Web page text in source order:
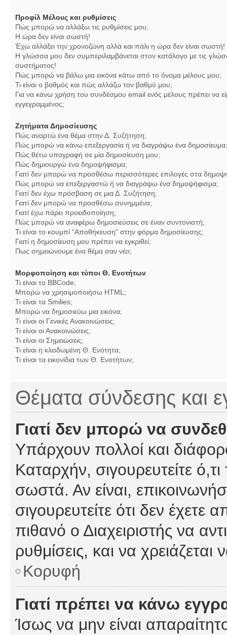
Προφίλ Μέλους και ρυθμίσεις
Πώς μπορώ να αλλάξω τις ρυθμίσεις μου;
Η ώρα δεν είναι σωστή!
Έχω αλλάξει την χρονοζώνη αλλά και πάλι η ώρα δεν είναι σωστή!
Η γλώσσα μου δεν συμπεριλαμβάνεται στον κατάλογο με τις
συστήματος!
Πώς μπορώ να βάλω μια εικόνα κάτω από το όνομα μέλους μου;
Τι είναι ο βαθμός και πώς αλλάζω τον βαθμό μου;
Για να κάνω χρήση του συνδέσμου email ενός μέλους πρέπει να
εγγεγραμμένος;
Ζητήματα Δημοσίευσης
Πώς αναρτώ ένα θέμα στην Δ. Συζήτηση;
Πώς μπορώ να κάνω επεξεργασία ή να διαγράψω ένα δημοσίευμα;
Πώς θέτω υπογραφή σε μία δημοσίευση μου;
Πώς δημιουργώ ένα δημοψήφισμα;
Γιατί δεν μπορώ να προσθέσω περισσότερες επιλογές στα
Πώς μπορώ να επεξεργαστώ ή να διαγράψω ένα δημοψήφισμα;
Γιατί δεν έχω πρόσβαση σε μια Δ. Συζήτηση;
Γιατί δεν μπορώ να προσθέσω συνημμένα;
Γιατί έχω πάρει προειδοποίηση;
Πώς μπορώ να αναφέρω δημοσιεύσεις σε έναν συντονιστή;
Τι είναι το κουμπί “Αποθήκευση” στην φόρμα δημοσίευσης;
Γιατί η δημοσίευση μου πρέπει να εγκριθεί;
Πως σημειώνουμε ένα θέμα σαν νέο;
Μορφοποίηση και τύποι Θ. Ενοτήτων
Τι είναι το BBCode;
Μπορώ να χρησιμοποιήσω HTML;
Τι είναι τα Smilies;
Μπορώ να δημοσιεύω μια εικόνα;
Τι είναι οι Γενικές Ανακοινώσεις;
Τι είναι οι Ανακοινώσεις;
Τι είναι οι Σημειώσεις;
Τι είναι η κλειδωμένη Θ. Ενότητα;
Τι είναι τα εικονίδια των Θ. Ενοτήτων;
Θέματα σύνδεσης και
Γιατί δεν μπορώ να
Υπάρχουν πολλοί και
Καταρχήν, σιγουρευτείτε
σωστά. Αν είναι,
σιγουρευτείτε ότι δεν έχετε
πιθανό ο Διαχειριστής να
ρυθμίσεις, και να χρειάζεται
Κορυφή
Γιατί πρέπει να κάνω
Ίσως να μην είναι